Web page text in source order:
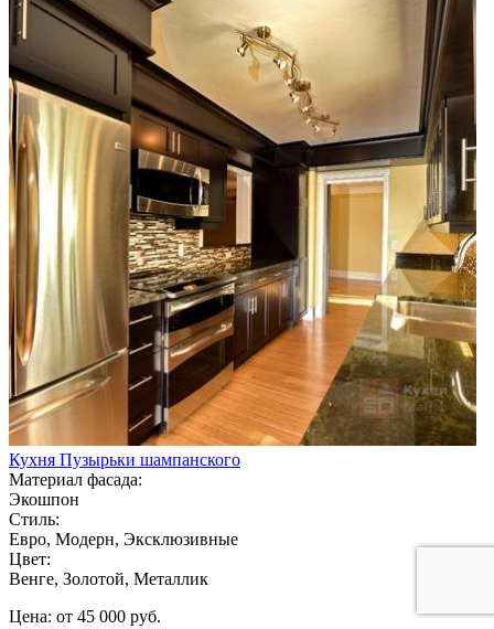
Кухня Пузырьки шампанского
Материал фасада:
Экошпон
Стиль:
Евро, Модерн, Эксклюзивные
Цвет:
Венге, Золотой, Металлик
Цена: от 45 000 руб.